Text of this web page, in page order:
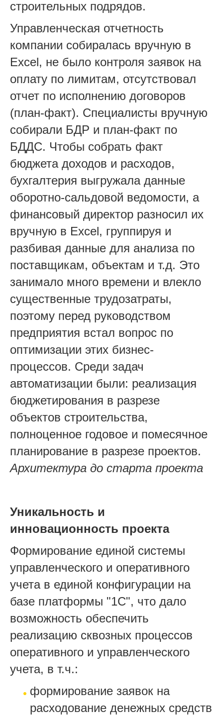
строительных подрядов.
Управленческая отчетность
компании собиралась вручную в
Excel, не было контроля заявок на
оплату по лимитам, отсутствовал
отчет по исполнению договоров
(план-факт). Специалисты вручную
собирали БДР и план-факт по
БДДС. Чтобы собрать факт
бюджета доходов и расходов,
бухгалтерия выгружала данные
оборотно-сальдовой ведомости, а
финансовый директор разносил их
вручную в Excel, группируя и
разбивая данные для анализа по
поставщикам, объектам и т.д. Это
занимало много времени и влекло
существенные трудозатраты,
поэтому перед руководством
предприятия встал вопрос по
оптимизации этих бизнес-
процессов. Среди задач
автоматизации были: реализация
бюджетирования в разрезе
объектов строительства,
полноценное годовое и помесячное
планирование в разрезе проектов.
Архитектура до старта проекта
Уникальность и
инновационность проекта
Формирование единой системы
управленческого и оперативного
учета в единой конфигурации на
базе платформы "1С", что дало
возможность обеспечить
реализацию сквозных процессов
оперативного и управленческого
учета, в т.ч.:
формирование заявок на
расходование денежных средств